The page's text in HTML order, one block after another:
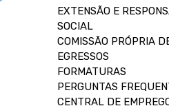
EXTENSÃO E
SOCIAL
COMISSÃO PRÓPRIA
EGRESSOS
FORMATURAS
PERGUNTAS
CENTRAL DE